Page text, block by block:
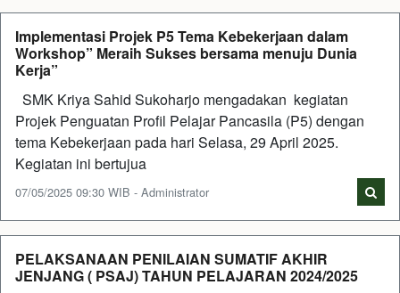
Implementasi Projek P5 Tema Kebekerjaan dalam
Workshop” Meraih Sukses bersama menuju Dunia
Kerja”
SMK Kriya Sahid Sukoharjo mengadakan kegiatan
Projek Penguatan Profil Pelajar Pancasila (P5) dengan
tema Kebekerjaan pada hari Selasa, 29 April 2025.
Kegiatan ini bertujua
07/05/2025 09:30 WIB - Administrator
PELAKSANAAN PENILAIAN SUMATIF AKHIR
JENJANG ( PSAJ) TAHUN PELAJARAN 2024/2025